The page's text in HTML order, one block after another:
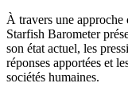
À travers une approche
Starfish Barometer
son état actuel, les
réponses apportées et
sociétés humaines.